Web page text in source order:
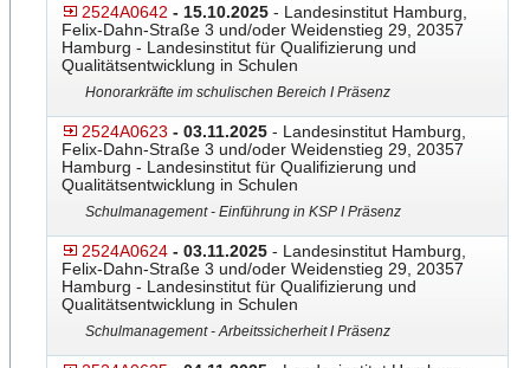
2524A0642 - 15.10.2025 - Landesinstitut Hamburg,
Felix-Dahn-Straße 3 und/oder Weidenstieg 29, 20357
Hamburg - Landesinstitut für Qualifizierung und
Qualitätsentwicklung in Schulen
Honorarkräfte im schulischen Bereich I Präsenz
2524A0623 - 03.11.2025 - Landesinstitut Hamburg,
Felix-Dahn-Straße 3 und/oder Weidenstieg 29, 20357
Hamburg - Landesinstitut für Qualifizierung und
Qualitätsentwicklung in Schulen
Schulmanagement - Einführung in KSP I Präsenz
2524A0624 - 03.11.2025 - Landesinstitut Hamburg,
Felix-Dahn-Straße 3 und/oder Weidenstieg 29, 20357
Hamburg - Landesinstitut für Qualifizierung und
Qualitätsentwicklung in Schulen
Schulmanagement - Arbeitssicherheit I Präsenz